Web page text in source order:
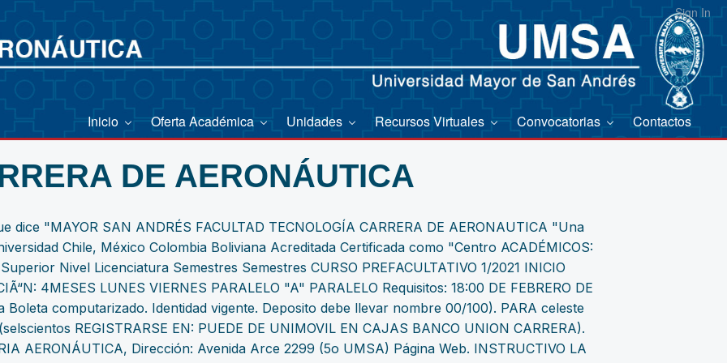
Sign In
Inicio Oferta Académica Unidades Recursos Virtuales Convocatorias Contactos
DE AERONÁUTICA